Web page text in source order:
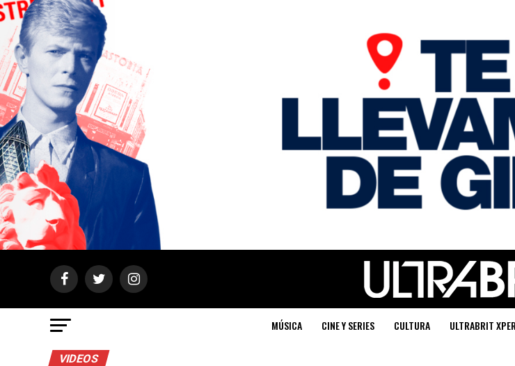
MÚSICA CINE Y SERIES CULTURA ULTRABRIT
VIDEOS